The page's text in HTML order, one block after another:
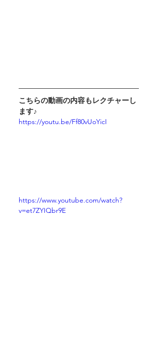
こちらの動画の内容もレクチャーし
ます♪
https://youtu.be/Ff80vUoYicI
https://www.youtube.com/watch?
v=et7ZYIQbr9E